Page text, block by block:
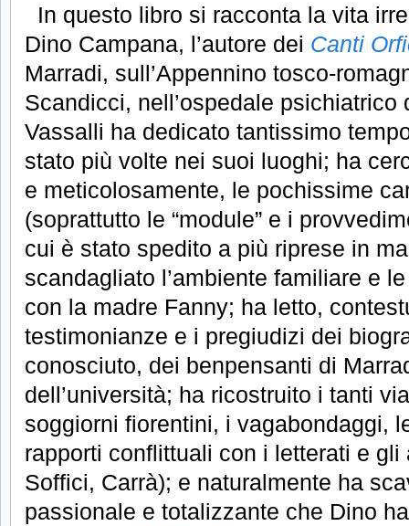
In questo libro si racconta la vita
Dino Campana, l’autore dei Canti
Marradi, sull’Appennino tosco-
Scandicci, nell’ospedale
Vassalli ha dedicato tantissimo
stato più volte nei suoi luoghi; ha
e meticolosamente, le pochissime
(soprattutto le “module” e i
cui è stato spedito a più riprese in
scandagliato l’ambiente familiare e
con la madre Fanny; ha letto,
testimonianze e i pregiudizi dei
conosciuto, dei benpensanti di
dell’università; ha ricostruito i tanti
soggiorni fiorentini, i vagabondaggi,
rapporti conflittuali con i letterati e
Soffici, Carrà); e naturalmente ha
passionale e totalizzante che Dino